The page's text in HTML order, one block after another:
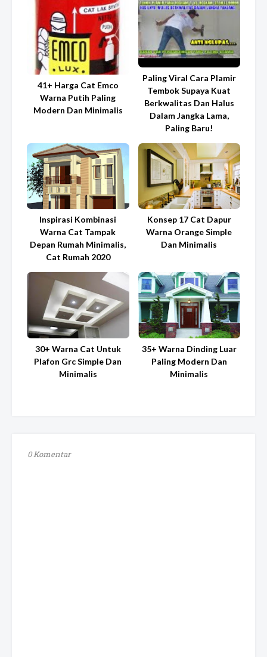
41+ Harga Cat Emco
Warna Putih Paling
Modern Dan Minimalis
Paling Viral Cara Plamir
Tembok Supaya Kuat
Berkwalitas Dan Halus
Dalam Jangka Lama,
Paling Baru!
Inspirasi Kombinasi
Warna Cat Tampak
Depan Rumah Minimalis,
Cat Rumah 2020
Konsep 17 Cat Dapur
Warna Orange Simple
Dan Minimalis
30+ Warna Cat Untuk
Plafon Grc Simple Dan
Minimalis
35+ Warna Dinding Luar
Paling Modern Dan
Minimalis
0 Komentar